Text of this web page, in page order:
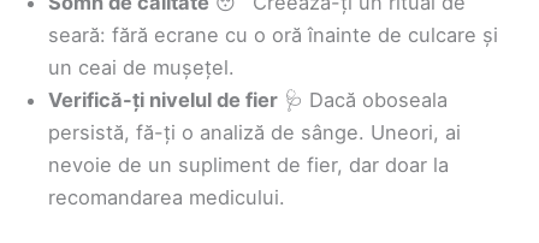
seară: fără ecrane cu o oră înainte de culcare și
un ceai de mușețel.
Verifică-ți nivelul de fier 🩺 Dacă oboseala
persistă, fă-ți o analiză de sânge. Uneori, ai
nevoie de un supliment de fier, dar doar la
recomandarea medicului.